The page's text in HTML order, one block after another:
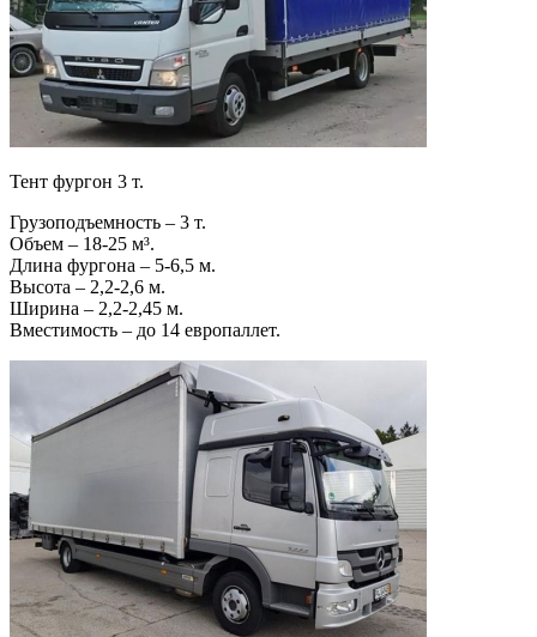
Тент фургон 3 т.
Грузоподъемность – 3 т.
Объем – 18-25 м³.
Длина фургона – 5-6,5 м.
Высота – 2,2-2,6 м.
Ширина – 2,2-2,45 м.
Вместимость – до 14 европаллет.